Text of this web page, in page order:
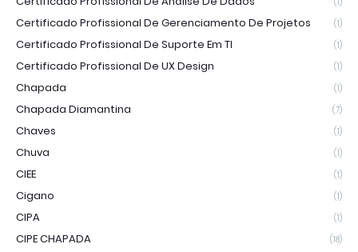
Certificado Profissional De Gerenciamento De Projetos (1)
Certificado Profissional De Suporte Em TI (1)
Certificado Profissional De UX Design (1)
Chapada (1)
Chapada Diamantina (7)
Chaves (1)
Chuva (1)
CIEE (1)
Cigano (1)
CIPA (1)
CIPE CHAPADA (18)